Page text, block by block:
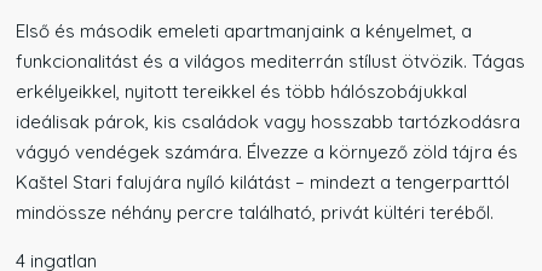
Első és második emeleti apartmanjaink a kényelmet, a
funkcionalitást és a világos mediterrán stílust ötvözik. Tágas
erkélyeikkel, nyitott tereikkel és több hálószobájukkal
ideálisak párok, kis családok vagy hosszabb tartózkodásra
vágyó vendégek számára. Élvezze a környező zöld tájra és
Kaštel Stari falujára nyíló kilátást – mindezt a tengerparttól
mindössze néhány percre található, privát kültéri teréből.
4 ingatlan